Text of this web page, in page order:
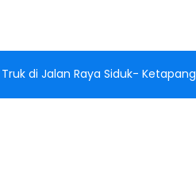
Kecelakaan Mobil Truk di Jalan Raya Siduk- Ketapang